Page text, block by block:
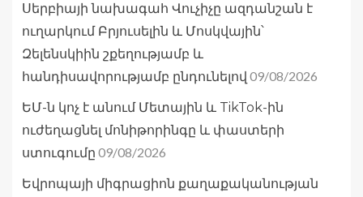
Սերբիայի նախագահ Վուչիչը ազդանշան է
ուղարկում Բրյուսելին և Մոսկվային՝
Զելենսկիին շքեղությամբ և
հանդիսավորությամբ ընդունելով 09/08/2026
ԵՄ-ն կոչ է անում Մետային և TikTok-ին
ուժեղացնել մոնիթորինգը և փաստերի
ստուգումը 09/08/2026
Եվրոպայի միգրացիոն քաղաքականության